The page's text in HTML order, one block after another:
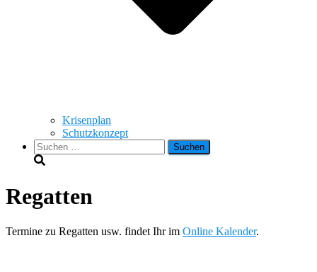
Krisenplan
Schutzkonzept
Suchen
nach:
Regatten
Termine zu Regatten usw. findet Ihr im Online Kalender.